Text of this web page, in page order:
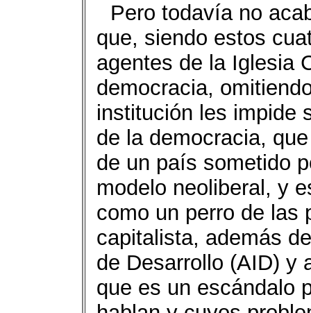
Pero todavía no
que, siendo estos
agentes de la Iglesia
democracia,
institución les impide
de la democracia,
de un país sometido
modelo neoliberal, y
como un perro de las
capitalista, además
de Desarrollo (AID) y
que es un escándalo